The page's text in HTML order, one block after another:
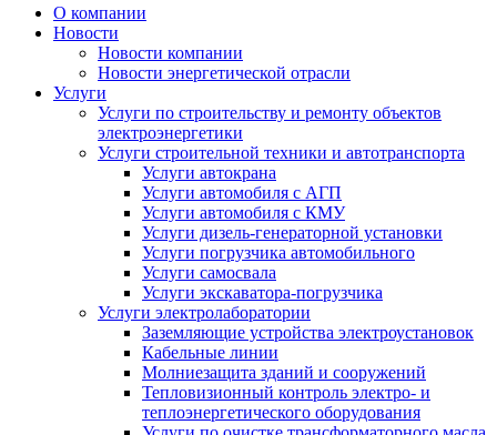
О компании
Новости
Новости компании
Новости энергетической отрасли
Услуги
Услуги по строительству и ремонту объектов
электроэнергетики
Услуги строительной техники и автотранспорта
Услуги автокрана
Услуги автомобиля с АГП
Услуги автомобиля с КМУ
Услуги дизель-генераторной установки
Услуги погрузчика автомобильного
Услуги самосвала
Услуги экскаватора-погрузчика
Услуги электролаборатории
Заземляющие устройства электроустановок
Кабельные линии
Молниезащита зданий и сооружений
Тепловизионный контроль электро- и
теплоэнергетического оборудования